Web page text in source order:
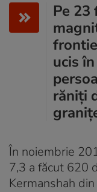
Pe 23
ucis
răniţi
În noiembrie
7,3 a făcut 620
Kermanshah